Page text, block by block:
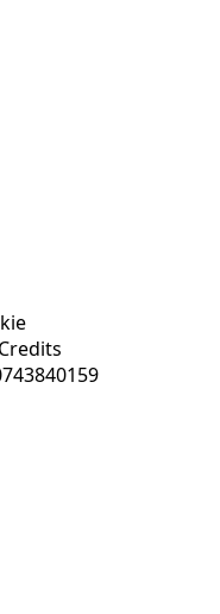
Credits